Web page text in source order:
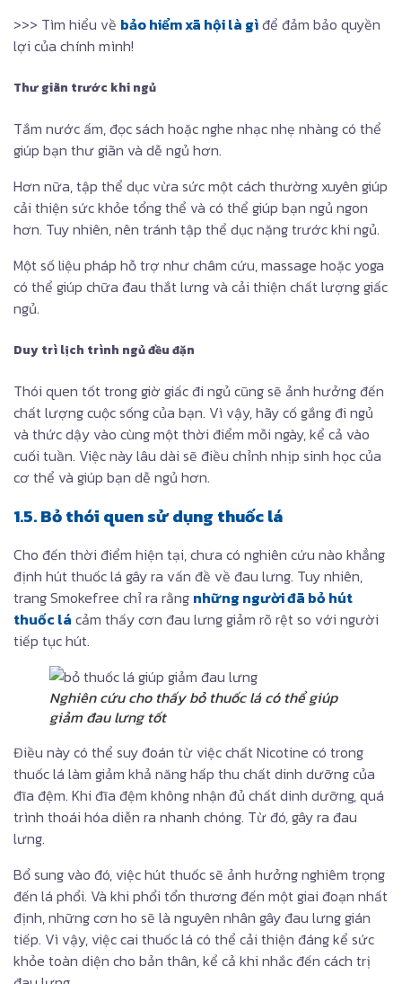
>>> Tìm hiểu về bảo hiểm xã hội là gìđể đảm bảo quyền
lợi của chính mình!
Thư giãn trước khi ngủ
Tắm nước ấm, đọc sách hoặc nghe nhạc nhẹ nhàng có thể
giúp bạn thư giãn và dễ ngủ hơn.
Hơn nữa, tập thể dục vừa sức một cách thường xuyên giúp
cải thiện sức khỏe tổng thể và có thể giúp bạn ngủ ngon
hơn. Tuy nhiên, nên tránh tập thể dục nặng trước khi ngủ.
Một số liệu pháp hỗ trợ như châm cứu, massage hoặc yoga
có thể giúp chữa đau thắt lưng và cải thiện chất lượng giấc
ngủ.
Duy trì lịch trình ngủ đều đặn
Thói quen tốt trong giờ giấc đi ngủ cũng sẽ ảnh hưởng đến
chất lượng cuộc sống của bạn. Vì vậy, hãy cố gắng đi ngủ
và thức dậy vào cùng một thời điểm mỗi ngày, kể cả vào
cuối tuần. Việc này lâu dài sẽ điều chỉnh nhịp sinh học của
cơ thể và giúp bạn dễ ngủ hơn.
1.5. Bỏ thói quen sử dụng thuốc lá
Cho đến thời điểm hiện tại, chưa có nghiên cứu nào khẳng
định hút thuốc lá gây ra vấn đề về đau lưng. Tuy nhiên,
trang Smokefree chỉ ra rằng những người đã bỏ hút
thuốc lá cảm thấy cơn đau lưng giảm rõ rệt so với người
tiếp tục hút.
Nghiên cứu cho thấy bỏ thuốc lá có thể giúp
giảm đau lưng tốt
Điều này có thể suy đoán từ việc chất Nicotine có trong
thuốc lá làm giảm khả năng hấp thu chất dinh dưỡng của
đĩa đệm. Khi đĩa đệm không nhận đủ chất dinh dưỡng, quá
trình thoái hóa diễn ra nhanh chóng. Từ đó, gây ra đau
lưng.
Bổ sung vào đó, việc hút thuốc sẽ ảnh hưởng nghiêm trọng
đến lá phổi. Và khi phổi tổn thương đến một giai đoạn nhất
định, những cơn ho sẽ là nguyên nhân gây đau lưng gián
tiếp. Vì vậy, việc cai thuốc lá có thể cải thiện đáng kể sức
khỏe toàn diện cho bản thân, kể cả khi nhắc đến cách trị